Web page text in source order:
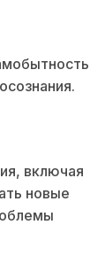
включая
новые